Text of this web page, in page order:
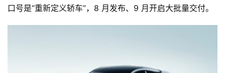
口号是“重新定义轿车”，8 月发布、9 月开启大批量交付。